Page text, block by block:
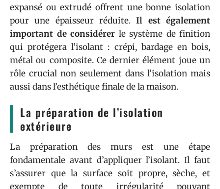
expansé ou extrudé offrent une bonne isolation
pour une épaisseur réduite.Il est également
important de considérer le système de finition
qui protégera l’isolant : crépi, bardage en bois,
métal ou composite. Ce dernier élément joue un
rôle crucial non seulement dans l’isolation mais
aussi dans l’esthétique finale de la maison.
La préparation de l’isolation
extérieure
La préparation des murs est une étape
fondamentale avant d’appliquer l’isolant. Il faut
s’assurer que la surface soit propre, sèche, et
exempte de toute irrégularité pouvant